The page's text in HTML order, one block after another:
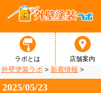
ラボとは 店舗案内
外壁塗装ラボ > 新着情報 >
2025/05/23